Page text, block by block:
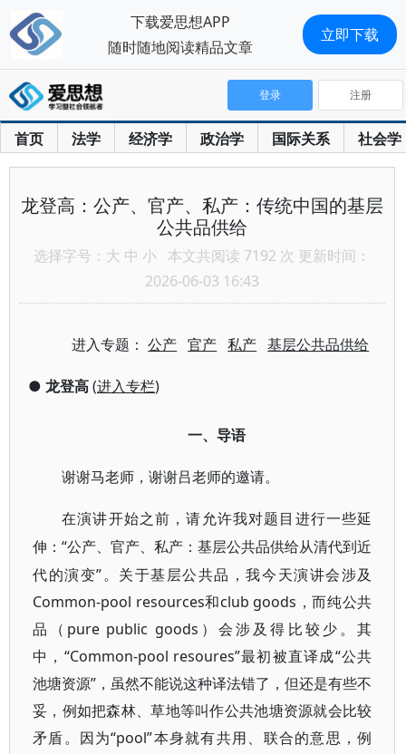
首页 法学 经济学 政治学 国际关系 社会学
登录 注册
龙登高：公产、官产、私产：传统中国的基层
公共品供给
选择字号： 大 中 小 本文共阅读 7192 次 更新时间：
2026-06-03 16:43
进入专题：公产 官产 私产 基层公共品供给
● 龙登高(进入专栏)
一、导语
谢谢马老师，谢谢吕老师的邀请。
在演讲开始之前，请允许我对题目进行一些延
伸：“公产、官产、私产：基层公共品供给从清代到近
代的演变”。关于基层公共品，我今天演讲会涉及
Common-pool resources和club goods，而纯公共
品（pure public goods）会涉及得比较少。其
中，“Common-pool resoures”最初被直译成“公共
池塘资源”，虽然不能说这种译法错了，但还是有些不
妥，例如把森林、草地等叫作公共池塘资源就会比较
矛盾。因为“pool”本身就有共用、联合的意思，例
下载爱思想APP
随时随地阅读精品文章
立即下载